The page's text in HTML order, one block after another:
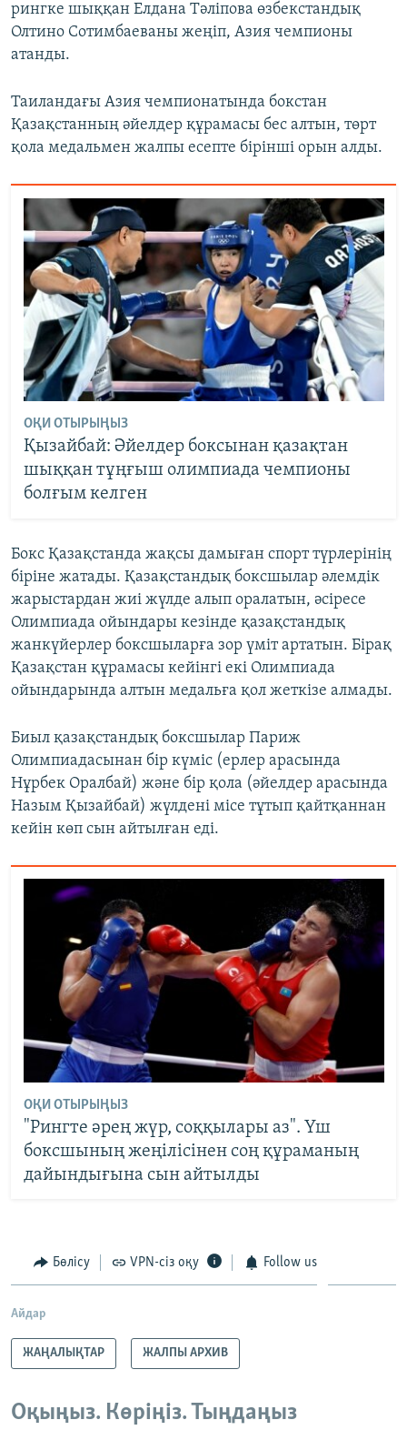
рингке шыққан Елдана Тәліпова өзбекстандық
Олтино Сотимбаеваны жеңіп, Азия чемпионы
атанды.
Таиландағы Азия чемпионатында бокстан
Қазақстанның әйелдер құрамасы бес алтын, төрт
қола медальмен жалпы есепте бірінші орын алды.
ОҚИ ОТЫРЫҢЫЗ
Қызайбай: Әйелдер боксынан қазақтан
шыққан тұңғыш олимпиада чемпионы
болғым келген
Бокс Қазақстанда жақсы дамыған спорт түрлерінің
біріне жатады. Қазақстандық боксшылар әлемдік
жарыстардан жиі жүлде алып оралатын, әсіресе
Олимпиада ойындары кезінде қазақстандық
жанкүйерлер боксшыларға зор үміт артатын. Бірақ
Қазақстан құрамасы кейінгі екі Олимпиада
ойындарында алтын медальға қол жеткізе алмады.
Биыл қазақстандық боксшылар Париж
Олимпиадасынан бір күміс (ерлер арасында
Нұрбек Оралбай) және бір қола (әйелдер арасында
Назым Қызайбай) жүлдені місе тұтып қайтқаннан
кейін көп сын айтылған еді.
ОҚИ ОТЫРЫҢЫЗ
"Рингте әрең жүр, соққылары аз". Үш
боксшының жеңілісінен соң құраманың
дайындығына сын айтылды
Бөлісу VPN-сіз оқу Follow us
Айдар
ЖАҢАЛЫҚТАР ЖАЛПЫ АРХИВ
Оқыңыз. Көріңіз. Тыңдаңыз